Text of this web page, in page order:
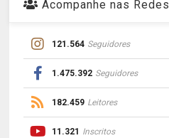
Acompanhe nas Redes
121.564 Seguidores
1.475.392 Seguidores
182.459 Leitores
11.321 Inscritos